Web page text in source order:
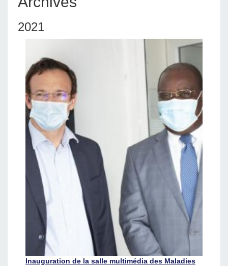
2021
Inauguration de la salle multimédia des Maladies